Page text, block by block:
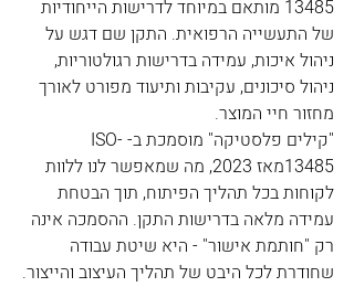
13485 מותאם במיוחד לדרישות הייחודיות
של התעשייה הרפואית. התקן שם דגש על
ניהול איכות, עמידה בדרישות רגולטוריות,
ניהול סיכונים, עקיבות ותיעוד מפורט לאורך
מחזור חיי המוצר.
"קילים פלסטיקה" מוסמכת ב- ISO-
13485מאז 2023, מה שמאפשר לנו ללוות
לקוחות בכל תהליך הפיתוח, תוך הבטחת
עמידה מלאה בדרישות התקן. ההסמכה אינה
רק "חותמת אישור" - היא שיטת עבודה
שחודרת לכל היבט של תהליך העיצוב והייצור.